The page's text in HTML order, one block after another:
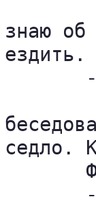
знаю
ездить.
седло.